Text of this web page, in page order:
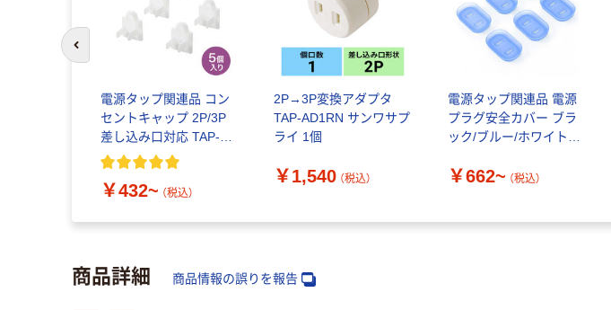
電源タップ関連品 コン
セントキャップ 2P/3P
差し込み口対応 TAP-
CAPMULT サンワサプ
￥432~ （税込）
2P→3P変換アダプタ
TAP-AD1RN サンワサプ
ライ 1個
￥1,540 （税込）
電源タップ関連品 電源
プラグ安全カバー ブラ
ック/ブルー/ホワイト
イ
￥662~ （税込）
商品詳細 商品情報の誤りを報告